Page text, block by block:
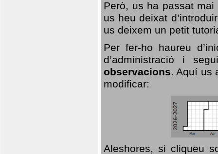
Però, us ha passat
us heu deixat
us deixem un petit
Per fer-ho haureu
d’administració i
observacions. Aquí us
modificar:
Aleshores, si cliqueu